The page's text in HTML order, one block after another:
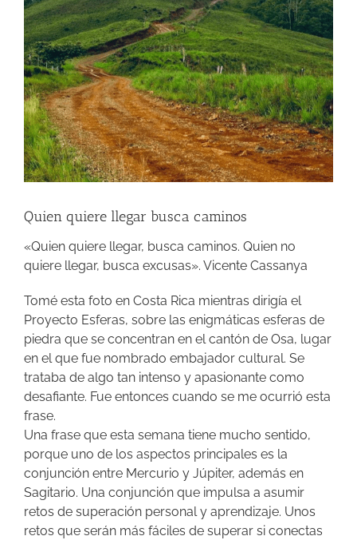
Quien quiere llegar busca caminos
«Quien quiere llegar, busca caminos. Quien no
quiere llegar, busca excusas». Vicente Cassanya
Tomé esta foto en Costa Rica mientras dirigía el
Proyecto Esferas, sobre las enigmáticas esferas de
piedra que se concentran en el cantón de Osa, lugar
en el que fue nombrado embajador cultural. Se
trataba de algo tan intenso y apasionante como
desafiante. Fue entonces cuando se me ocurrió esta
frase.
Una frase que esta semana tiene mucho sentido,
porque uno de los aspectos principales es la
conjunción entre Mercurio y Júpiter, además en
Sagitario. Una conjunción que impulsa a asumir
retos de superación personal y aprendizaje. Unos
retos que serán más fáciles de superar si conectas